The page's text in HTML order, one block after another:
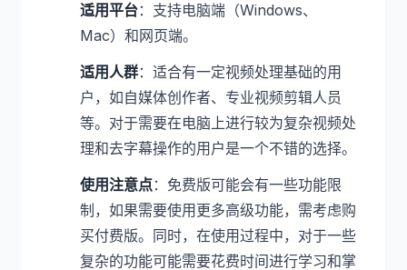
适用平台：支持电脑端（Windows、
Mac）和网页端。
适用人群：适合有一定视频处理基础的用
户，如自媒体创作者、专业视频剪辑人员
等。对于需要在电脑上进行较为复杂视频处
理和去字幕操作的用户是一个不错的选择。
使用注意点：免费版可能会有一些功能限
制，如果需要使用更多高级功能，需考虑购
买付费版。同时，在使用过程中，对于一些
复杂的功能可能需要花费时间进行学习和掌